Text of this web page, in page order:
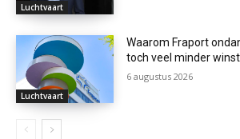
Luchtvaart
Luchtvaart
Waarom Fraport
toch veel minder
6 augustus 2026